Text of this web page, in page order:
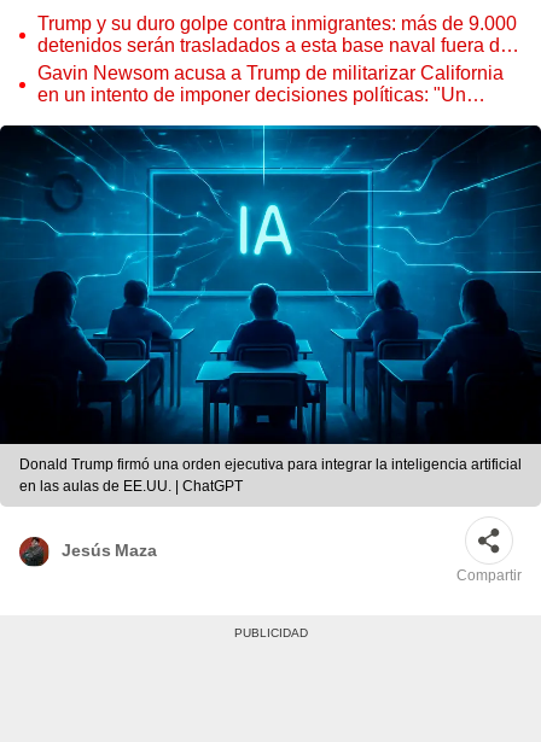
Trump y su duro golpe contra inmigrantes: más de 9.000
detenidos serán trasladados a esta base naval fuera de
EEUU
Gavin Newsom acusa a Trump de militarizar California
en un intento de imponer decisiones políticas: "Un
Donald Trump firmó una orden ejecutiva para integrar la inteligencia artificial
en las aulas de EE.UU. | ChatGPT
Jesús Maza
Compartir